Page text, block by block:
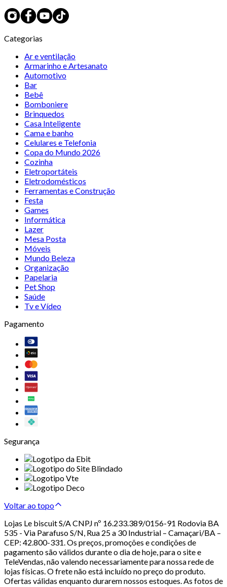
Categorias
Ar e ventilação
Armarinho e Artesanato
Automotivo
Bar
Bebê
Bomboniere
Brinquedos
Casa Inteligente
Cama e banho
Celulares e Telefonia
Copa do Mundo 2026
Cozinha
Eletroportáteis
Eletrodomésticos
Ferramentas e Construção
Festa
Games
Informática
Lazer
Mesa Posta
Móveis
Mundo Beleza
Organização
Papelaria
Pet Shop
Saúde
Tv e Vídeo
Pagamento
Segurança
Voltar ao topo
Lojas Le biscuit S/A CNPJ nº 16.233.389/0156-91 Rodovia BA
535 - Via Parafuso S/N, Rua 25 a 30 Industrial – Camaçari/BA –
CEP: 42.800-331. Os preços, promoções e condições de
pagamento são válidos durante o dia de hoje, para o site e
TeleVendas, não valendo necessariamente para nossa rede de
lojas físicas. O frete não está incluído no preço do produto.
Ofertas válidas enquanto durarem nossos estoques. As fotos de